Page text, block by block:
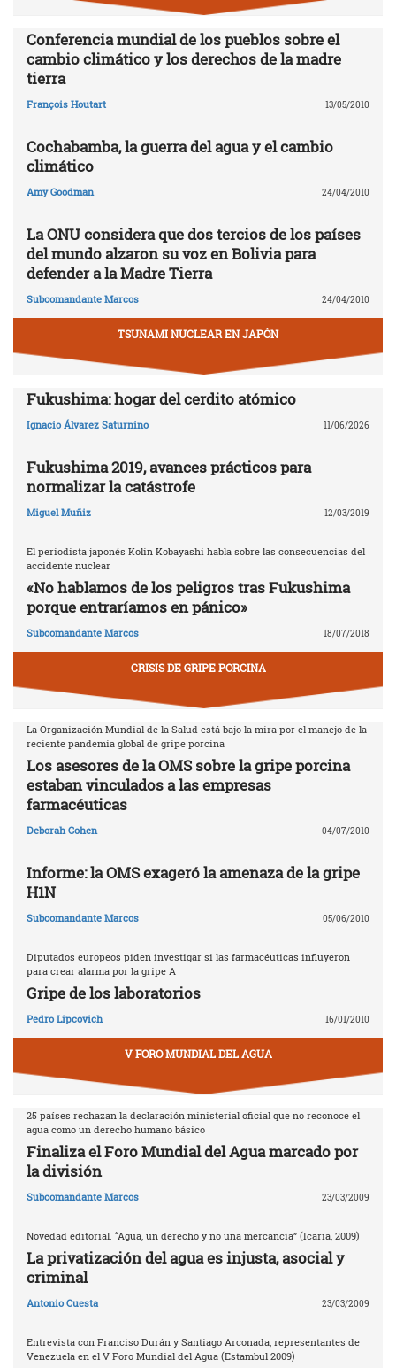
Conferencia mundial de los pueblos sobre el
cambio climático y los derechos de la madre
tierra
François Houtart 13/05/2010
Cochabamba, la guerra del agua y el cambio
climático
Amy Goodman 24/04/2010
La ONU considera que dos tercios de los países
del mundo alzaron su voz en Bolivia para
defender a la Madre Tierra
Subcomandante Marcos 24/04/2010
TSUNAMI NUCLEAR EN JAPÓN
Fukushima: hogar del cerdito atómico
Ignacio Álvarez Saturnino 11/06/2026
Fukushima 2019, avances prácticos para
normalizar la catástrofe
Miguel Muñiz 12/03/2019
El periodista japonés Kolin Kobayashi habla sobre las consecuencias del
accidente nuclear
«No hablamos de los peligros tras Fukushima
porque entraríamos en pánico»
Subcomandante Marcos 18/07/2018
CRISIS DE GRIPE PORCINA
La Organización Mundial de la Salud está bajo la mira por el manejo de la
reciente pandemia global de gripe porcina
Los asesores de la OMS sobre la gripe porcina
estaban vinculados a las empresas
farmacéuticas
Deborah Cohen 04/07/2010
Informe: la OMS exageró la amenaza de la gripe
H1N
Subcomandante Marcos 05/06/2010
Diputados europeos piden investigar si las farmacéuticas influyeron
para crear alarma por la gripe A
Gripe de los laboratorios
Pedro Lipcovich 16/01/2010
V FORO MUNDIAL DEL AGUA
25 países rechazan la declaración ministerial oficial que no reconoce el
agua como un derecho humano básico
Finaliza el Foro Mundial del Agua marcado por
la división
Subcomandante Marcos 23/03/2009
Novedad editorial. “Agua, un derecho y no una mercancía” (Icaria, 2009)
La privatización del agua es injusta, asocial y
criminal
Antonio Cuesta 23/03/2009
Entrevista con Franciso Durán y Santiago Arconada, representantes de
Venezuela en el V Foro Mundial del Agua (Estambul 2009)